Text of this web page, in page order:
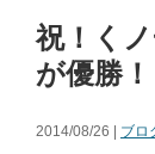
祝！く
が優勝！
2014/08/26 | ブロ